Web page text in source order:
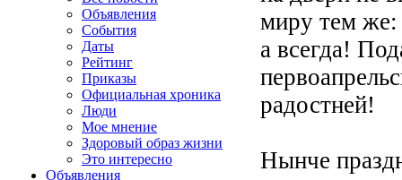
Объявления
События
Даты
Рейтинг
Приказы
Официальная хроника
Люди
Мое мнение
Здоровый образ жизни
Это интересно
Объявления
миру тем же:
а всегда!
радостней!
Нынче